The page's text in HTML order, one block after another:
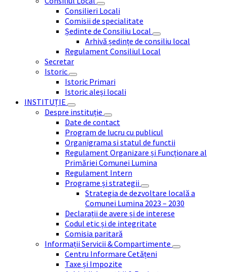
Consilieri Locali
Comisii de specialitate
Ședinte de Consiliu Local
Arhivă ședințe de consiliu local
Regulament Consiliul Local
Secretar
Istoric
Istoric Primari
Istoric aleși locali
INSTITUȚIE
Despre instituție
Date de contact
Program de lucru cu publicul
Organigrama si statul de functii
Regulament Organizare și Funcționare al
Primăriei Comunei Lumina
Regulament Intern
Programe și strategii
Strategia de dezvoltare locală a
Comunei Lumina 2023 – 2030
Declarații de avere și de interese
Codul etic și de integritate
Comisia paritară
Informații Servicii & Compartimente
Centru Informare Cetățeni
Taxe și Impozite